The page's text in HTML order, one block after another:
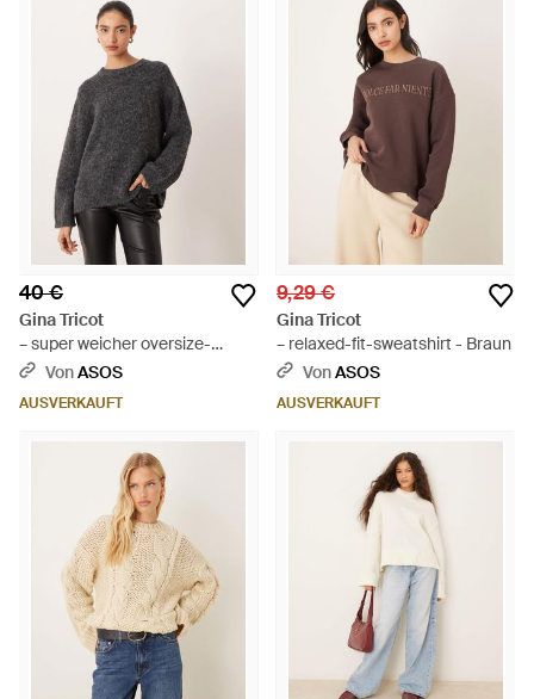
40 €
Gina Tricot
– super weicher oversize-
strickpullover - Grau
VonASOS
AUSVERKAUFT
9,29 €
Gina Tricot
– relaxed-fit-sweatshirt - Braun
VonASOS
AUSVERKAUFT